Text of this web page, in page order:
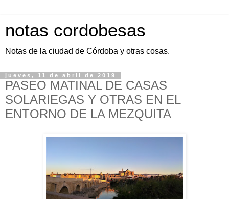
notas cordobesas
Notas de la ciudad de Córdoba y otras cosas.
jueves, 11 de abril de 2019
PASEO MATINAL DE CASAS
SOLARIEGAS Y OTRAS EN EL
ENTORNO DE LA MEZQUITA